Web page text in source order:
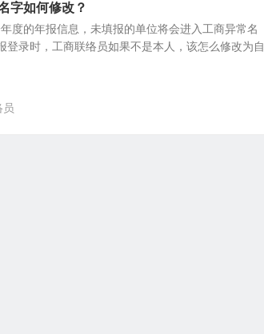
字如何修改？
度的年报信息，未填报的单位将会进入工商异常名
录时，工商联络员如果不是本人，该怎么修改为自
员